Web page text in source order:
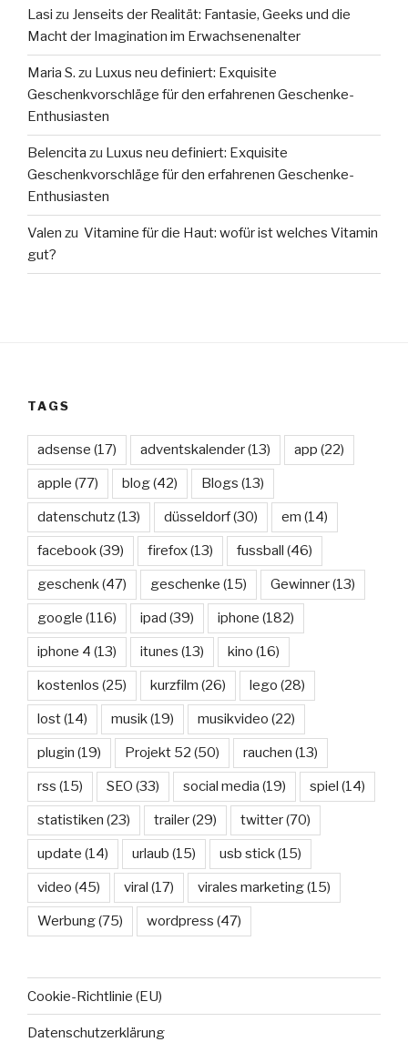
Lasi zu Jenseits der Realität: Fantasie, Geeks und die
Macht der Imagination im Erwachsenenalter
Maria S. zu Luxus neu definiert: Exquisite
Geschenkvorschläge für den erfahrenen Geschenke-
Enthusiasten
Belencita zu Luxus neu definiert: Exquisite
Geschenkvorschläge für den erfahrenen Geschenke-
Enthusiasten
Valen zu Vitamine für die Haut: wofür ist welches Vitamin
gut?
TAGS
adsense (17) adventskalender(13) app (22)
apple (77) blog(42) Blogs (13)
datenschutz(13) düsseldorf(30) em (14)
facebook(39) firefox(13) fussball (46)
geschenk(47) geschenke (15) Gewinner(13)
google (116) ipad (39) iphone (182)
iphone 4 (13) itunes (13) kino (16)
kostenlos (25) kurzfilm (26) lego (28)
lost(14) musik(19) musikvideo (22)
plugin (19) Projekt 52 (50) rauchen (13)
rss (15) SEO (33) social media (19) spiel (14)
statistiken (23) trailer(29) twitter(70)
update (14) urlaub (15) usb stick(15)
video (45) viral (17) virales marketing(15)
Werbung(75) wordpress (47)
Cookie-Richtlinie (EU)
Datenschutzerklärung